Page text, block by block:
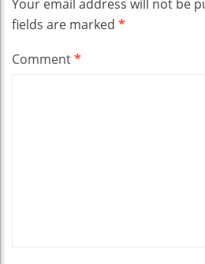
Your email address will not be
fields are marked *
Comment*